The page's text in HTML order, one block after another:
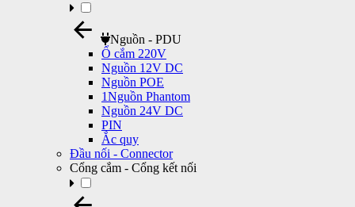
Nguồn - PDU
Ổ cắm 220V
Nguồn 12V DC
Nguồn POE
1Nguồn Phantom
Nguồn 24V DC
PIN
Ắc quy
Đầu nối - Connector
Cổng cắm - Cổng kết nối